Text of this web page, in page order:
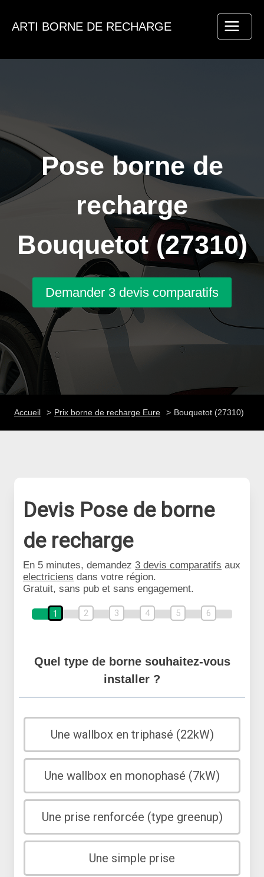
ARTI BORNE DE RECHARGE
Pose borne de
recharge
Bouquetot (27310)
Demander 3 devis comparatifs
Accueil Prix borne de recharge Eure Bouquetot (27310)
Devis Pose de borne
de recharge
En 5 minutes, demandez 3 devis comparatifs aux
electriciens dans votre région.
Gratuit, sans pub et sans engagement.
1 2 3 4 5 6
Quel type de borne souhaitez-vous
installer ?
Une wallbox en triphasé (22kW)
Une wallbox en monophasé (7kW)
Une prise renforcée (type greenup)
Une simple prise